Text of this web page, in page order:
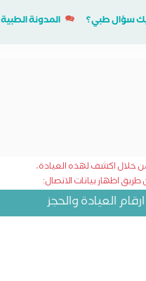
سؤال طبي؟ المدونة الطبية
خلال اكشف لهذه العيادة،
اظهار بيانات الاتصال:
العيادة والحجز